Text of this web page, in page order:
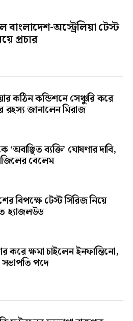
বাংলাদেশ-অস্ট্রেলিয়া টেস্ট
প্রচার
কঠিন কন্ডিশনে সেঞ্চুরি করে
রহস্য জানালেন মিরাজ
‘অবাঞ্ছিত ব্যক্তি’ ঘোষণার দাবি,
বেলেম
বিপক্ষে টেস্ট সিরিজ নিয়ে
হ্যাজলউড
করে ক্ষমা চাইলেন ইনফান্তিনো,
পদে